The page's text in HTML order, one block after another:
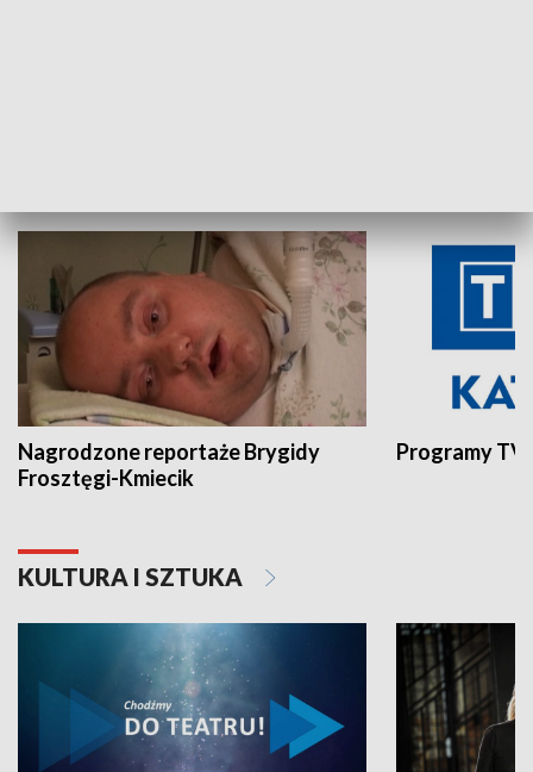
Nagrodzone reportaże Brygidy
Frosztęgi-Kmiecik
Programy
KULTURA I SZTUKA